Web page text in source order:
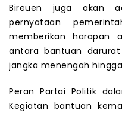
Bireuen juga akan
pernyataan
memberikan harapan
antara bantuan
jangka menengah
Peran Partai Politik
Kegiatan bantuan